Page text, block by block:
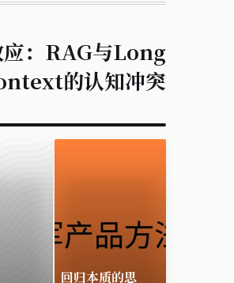
：RAG与Long
的认知冲突
回归本质的思